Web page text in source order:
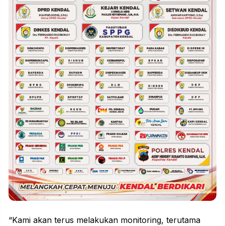
“Kami akan terus melakukan monitoring, terutama